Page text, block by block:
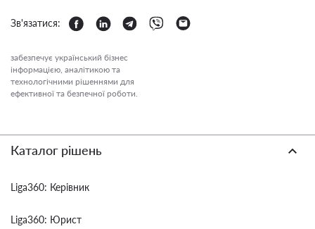
Зв'язатися:
забезпечує український бізнес
інформацією, аналітикою та
технологічними рішеннями для
ефективної та безпечної роботи.
Каталог рішень
Liga360: Керівник
Liga360: Юрист